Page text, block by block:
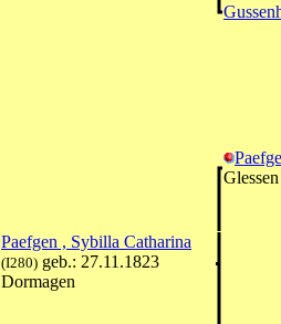
Paefgen , Sybilla Catharina
(I280) geb.: 27.11.1823
Dormagen